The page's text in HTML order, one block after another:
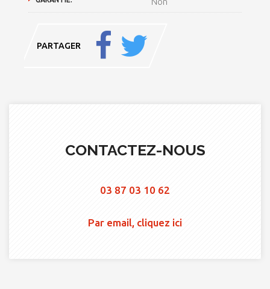
PARTAGER
CONTACTEZ-NOUS
03 87 03 10 62
Par email, cliquez ici